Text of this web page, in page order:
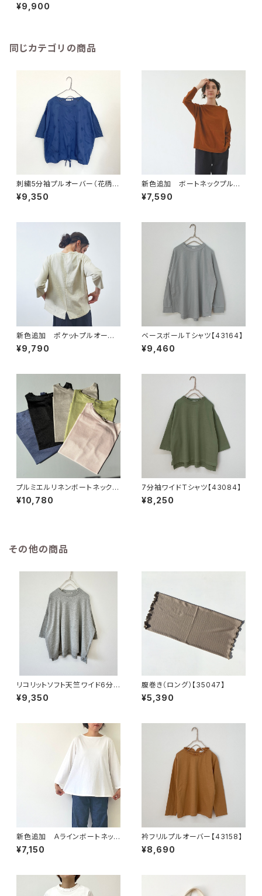
¥9,900
同じカテゴリの商品
刺繍5分袖プルオーバー（花柄）
【43180】
¥9,350
新色追加 ボートネックプルオ
ーバー【43079】
¥7,590
新色追加 ポケットプルオーバ
ー【43163】
¥9,790
ベースボールTシャツ【43164】
¥9,460
プルミエルリネンボートネックプ
ルオーバー【43167】
¥10,780
7分袖ワイドTシャツ【43084】
¥8,250
その他の商品
リコリットソフト天竺ワイド6分
袖プルオーバー【43207】
¥9,350
腹巻き（ロング）【35047】
¥5,390
新色追加 Ａラインボートネック
プルオーバー【43161】
¥7,150
衿フリルプルオーバー【43158】
¥8,690